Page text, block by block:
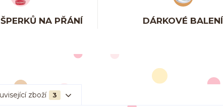
NA PŘÁNÍ DÁRKOVÉ BALENÍ
zboží 3